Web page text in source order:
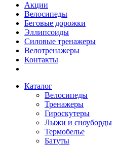
Акции
Велосипеды
Беговые дорожки
Эллипсоиды
Силовые тренажеры
Велотренажеры
Контакты
Каталог
Велосипеды
Тренажеры
Гироскутеры
Лыжи и сноуборды
Термобелье
Батуты